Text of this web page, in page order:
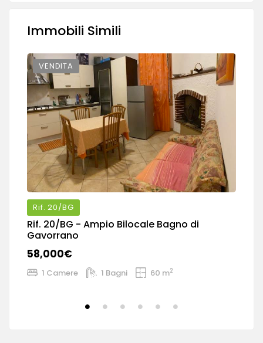
Immobili Simili
VENDITA
Rif.20/BG
Rif. 20/BG - Ampio Bilocale Bagno di
Gavorrano
58,000€
1 Camere 1 Bagni 60 m2